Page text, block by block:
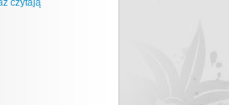
czytają